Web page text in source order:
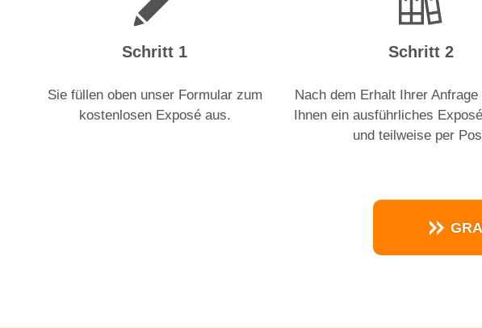
Schritt 1
Sie füllen oben unser Formular zum
kostenlosen Exposé aus.
Schritt 2
Nach dem Erhalt Ihrer
Ihnen ein ausführliches
und teilweise per